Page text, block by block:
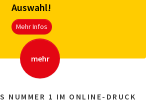
Aus­wahl!
Mehr Infos
mehr
NUMMER 1 IM ONLINE-DRUCK